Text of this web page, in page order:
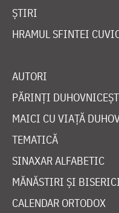
ȘTIRI
HRAMUL SFINTEI
AUTORI
PĂRINȚI
MAICI CU VIAȚĂ
TEMATICĂ
SINAXAR ALFABETIC
MĂNĂSTIRI ȘI
CALENDAR ORTODOX